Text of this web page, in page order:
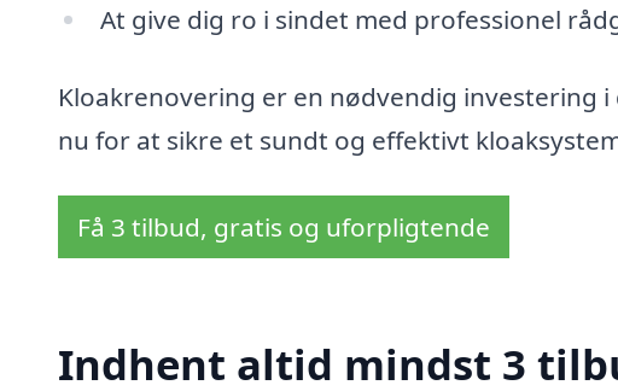
At give dig ro i sindet med professionel
Kloakrenovering er en nødvendig investering
nu for at sikre et sundt og effektivt
Få 3 tilbud, gratis og uforpligtende
Indhent altid mindst 3